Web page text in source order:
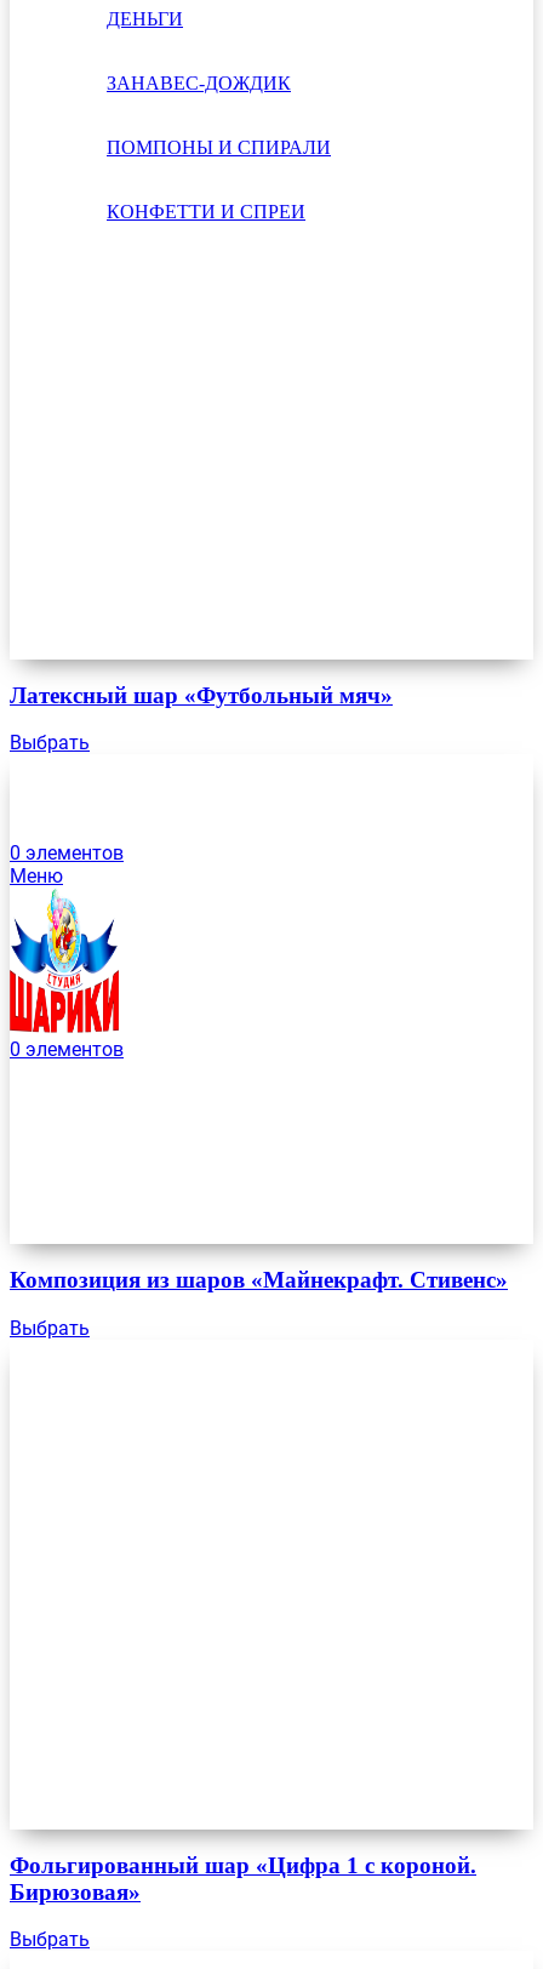
ДЕНЬГИ
ЗАНАВЕС-ДОЖДИК
ПОМПОНЫ И СПИРАЛИ
КОНФЕТТИ И СПРЕИ
0 элементов
Меню
0 элементов
Латексный шар «Футбольный мяч»
Выбрать
Композиция из шаров «Майнекрафт. Стивенс»
Выбрать
Фольгированный шар «Цифра 1 с короной.
Бирюзовая»
Выбрать